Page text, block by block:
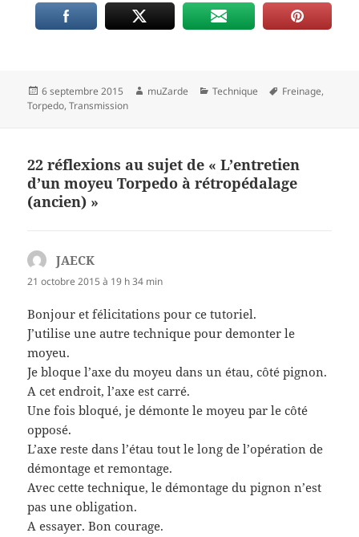
Publié
le
6 septembre 2015 Auteur
muZarde Catégories
Technique
Mots-
Freinage,
Torpedo,Transmission
22 réflexions au sujet de « L’entretien
d’un moyeu Torpedo à rétropédalage
(ancien) »
JAECK
21 octobre 2015 à 19 h 34 min
Bonjour et félicitations pour ce tutoriel.
J’utilise une autre technique pour demonter le
moyeu.
Je bloque l’axe du moyeu dans un étau, côté pignon.
A cet endroit, l’axe est carré.
Une fois bloqué, je démonte le moyeu par le côté
opposé.
L’axe reste dans l’étau tout le long de l’opération de
démontage et remontage.
Avec cette technique, le démontage du pignon n’est
pas une obligation.
A essayer. Bon courage.